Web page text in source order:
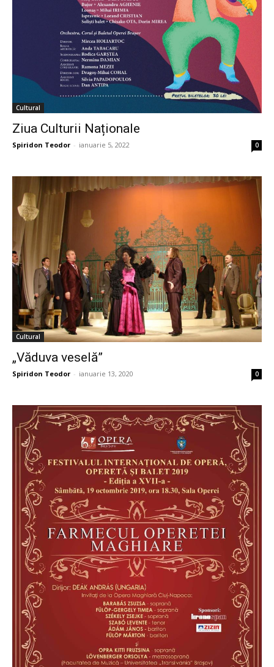
Cultural
Ziua Culturii Naționale
Spiridon Teodor - ianuarie 5, 2022 0
Cultural
„Văduva veselă”
Spiridon Teodor - ianuarie 13, 2020 0